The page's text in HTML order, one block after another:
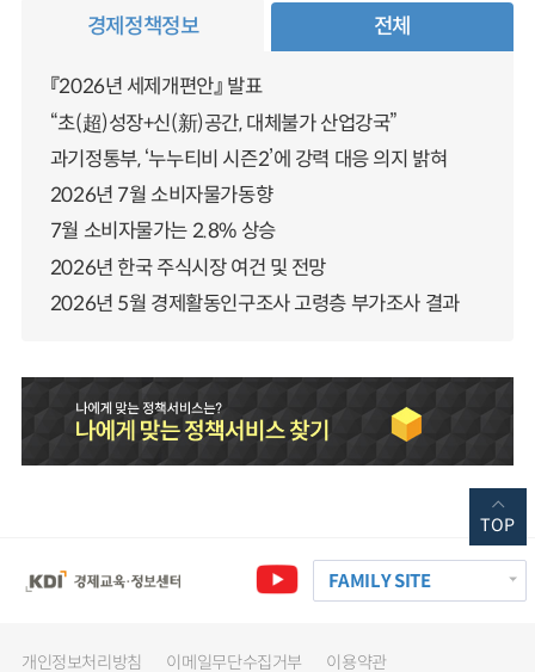
경제정책정보 전체
『2026년 세제개편안』 발표
“초(超)성장+신(新)공간, 대체불가 산업강국”
과기정통부, ‘누누티비 시즌2’에 강력 대응 의지 밝혀
2026년 7월 소비자물가동향
7월 소비자물가는 2.8% 상승
2026년 한국 주식시장 여건 및 전망
2026년 5월 경제활동인구조사 고령층 부가조사 결과
FAMILY SITE
개인정보처리방침 이메일무단수집거부 이용약관
TOP